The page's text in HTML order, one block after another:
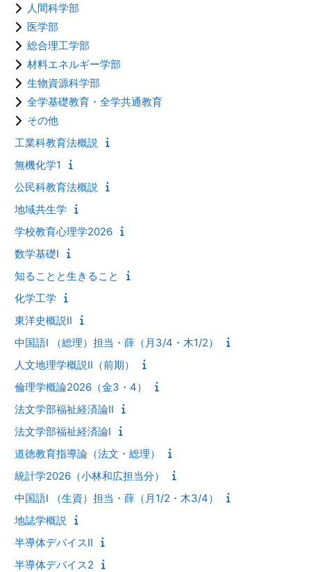
人間科学部
医学部
総合理工学部
材料エネルギー学部
生物資源科学部
全学基礎教育・全学共通教育
その他
工業科教育法概説
無機化学1
公民科教育法概説
地域共生学
学校教育心理学2026
数学基礎Ⅰ
知ることと生きること
化学工学
東洋史概説Ⅱ
中国語Ⅰ （総理）担当・薛（月3/4・木1/2）
人文地理学概説Ⅱ（前期）
倫理学概論2026（金3・4）
法文学部福祉経済論Ⅱ
法文学部福祉経済論Ⅰ
道徳教育指導論（法文・総理）
統計学2026（小林和広担当分）
中国語Ⅰ （生資）担当・薛（月1/2・木3/4）
地誌学概説
半導体デバイスII
半導体デバイス2